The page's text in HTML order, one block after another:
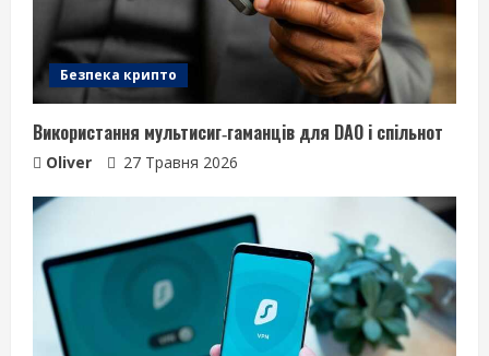
Безпека крипто
Використання мультисиг‑гаманців для DAO і спільнот
Oliver 27 Травня 2026